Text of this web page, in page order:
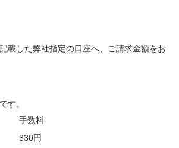
載した弊社指定の口座へ、ご請求金額をお
す。
手数料
330円